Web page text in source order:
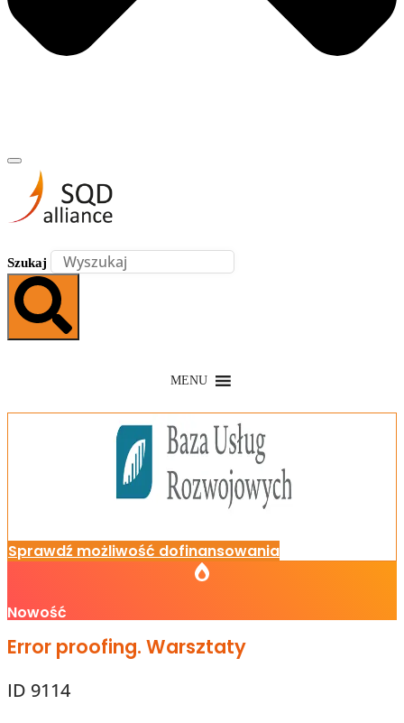
Szukaj
MENU
Sprawdź możliwość dofinansowania
Nowość
Error proofing. Warsztaty
ID 9114